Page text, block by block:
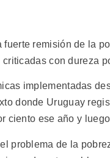
remisión de la
con dureza
implementadas
donde Uruguay
ciento ese año y
problema de la